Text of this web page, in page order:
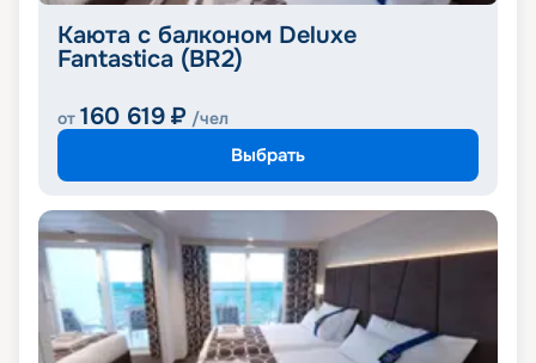
Каюта с балконом Deluxe
Fantastica (BR2)
от 160 619 ₽ /чел
Выбрать